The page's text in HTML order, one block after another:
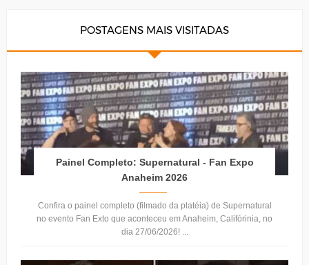
POSTAGENS MAIS VISITADAS
Painel Completo: Supernatural - Fan Expo
Anaheim 2026
Confira o painel completo (filmado da platéia) de Supernatural
no evento Fan Exto que aconteceu em Anaheim, Califórinia, no
dia 27/06/2026! ...